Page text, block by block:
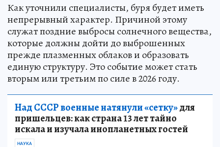
Как уточнили специалисты, буря будет иметь
непрерывный характер. Причиной этому
служат поздние выбросы солнечного вещества,
которые должны дойти до выброшенных
прежде плазменных облаков и образовать
единую структуру. Это событие может стать
вторым или третьим по силе в 2026 году.
Над СССР военные натянули «сетку»для
пришельцев: как страна 13 лет тайно
искала и изучала инопланетных гостей
НАУКА